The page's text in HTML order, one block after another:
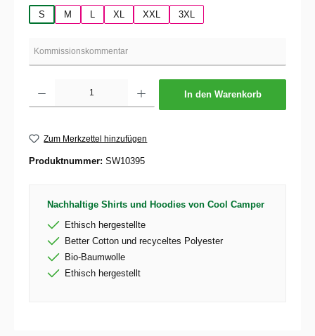
S
M XL XXL 3XL
In den Warenkorb
Zum Merkzettel hinzufügen
Produktnummer: SW10395
Nachhaltige Shirts und Hoodies von Cool Camper
Ethisch hergestellte
Better Cotton und recyceltes Polyester
Bio-Baumwolle
Ethisch hergestellt